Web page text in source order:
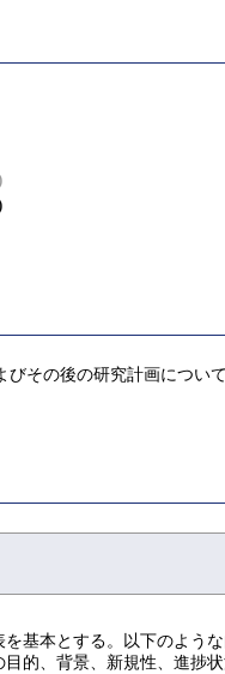
その後の研究計画につい
を基本とする。以下のよう
目的、背景、新規性、進捗